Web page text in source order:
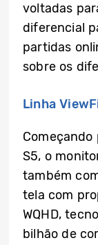
voltadas
diferencial
partidas
sobre os
Linha
S5, o
também
tela com
WQHD,
bilhão de